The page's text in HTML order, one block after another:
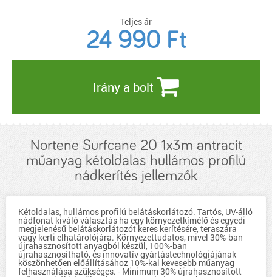
Teljes ár
24 990 Ft
Irány a bolt
Nortene Surfcane 20 1x3m antracit
műanyag kétoldalas hullámos profilú
nádkerítés jellemzők
Kétoldalas, hullámos profilú belátáskorlátozó. Tartós, UV-álló
nádfonat kiváló választás ha egy környezetkímélő és egyedi
megjelenésű belátáskorlátozót keres kerítésére, teraszára
vagy kerti elhatárolójára. Környezettudatos, mivel 30%-ban
újrahasznosított anyagból készül, 100%-ban
újrahasznosítható, és innovatív gyártástechnológiájának
köszönhetően előállításához 10%-kal kevesebb műanyag
felhasználása szükséges. - Minimum 30% újrahasznosított